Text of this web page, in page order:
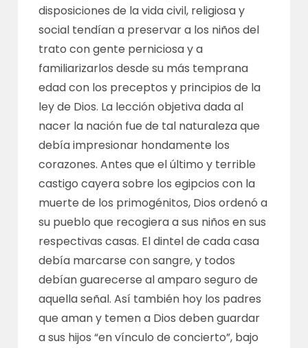
disposiciones de la vida civil, religiosa y
social tendían a preservar a los niños del
trato con gente perniciosa y a
familiarizarlos desde su más temprana
edad con los preceptos y principios de la
ley de Dios. La lección objetiva dada al
nacer la nación fue de tal naturaleza que
debía impresionar hondamente los
corazones. Antes que el último y terrible
castigo cayera sobre los egipcios con la
muerte de los primogénitos, Dios ordenó a
su pueblo que recogiera a sus niños en sus
respectivas casas. El dintel de cada casa
debía marcarse con sangre, y todos
debían guarecerse al amparo seguro de
aquella señal. Así también hoy los padres
que aman y temen a Dios deben guardar
a sus hijos “en vínculo de concierto”, bajo